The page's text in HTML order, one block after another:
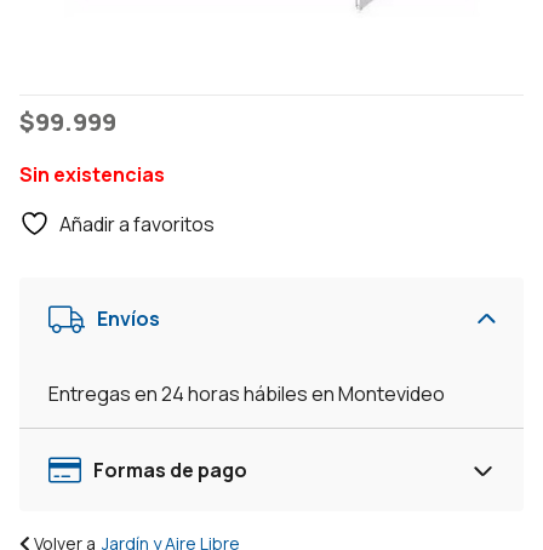
$99.999
Sin existencias
Añadir a favoritos
Envíos
Entregas en 24 horas hábiles en Montevideo
Formas de pago
Volver a Jardín y Aire Libre